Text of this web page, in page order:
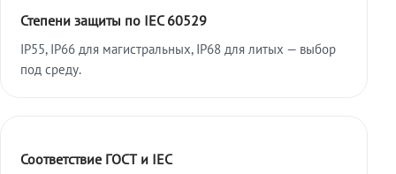
Степени защиты по IEC 60529
IP55, IP66 для магистральных, IP68 для литых — выбор
под среду.
Соответствие ГОСТ и IEC